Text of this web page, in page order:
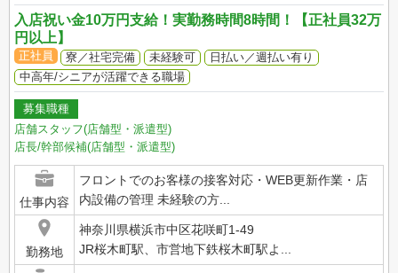
入店祝い金10万円支給！実勤務時間8時間！【正社員32万
円以上】
正社員 寮／社宅完備 未経験可
日払い／週払い有り
中高年/シニアが活躍できる職場
募集職種
店舗スタッフ(店舗型・派遣型)
店長/幹部候補(店舗型・派遣型)
仕事内容
フロントでのお客様の接客対応・WEB更新作業・店
内設備の管理 未経験の方...
勤務地
神奈川県横浜市中区花咲町1-49
JR桜木町駅、市営地下鉄桜木町駅よ...